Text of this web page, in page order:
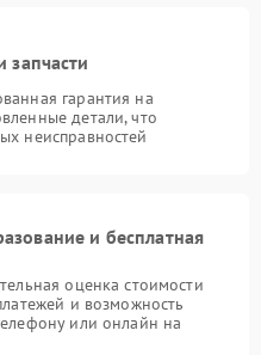
запчасти
гарантия на
детали, что
неисправностей
и бесплатная
оценка стоимости
и возможность
или онлайн на